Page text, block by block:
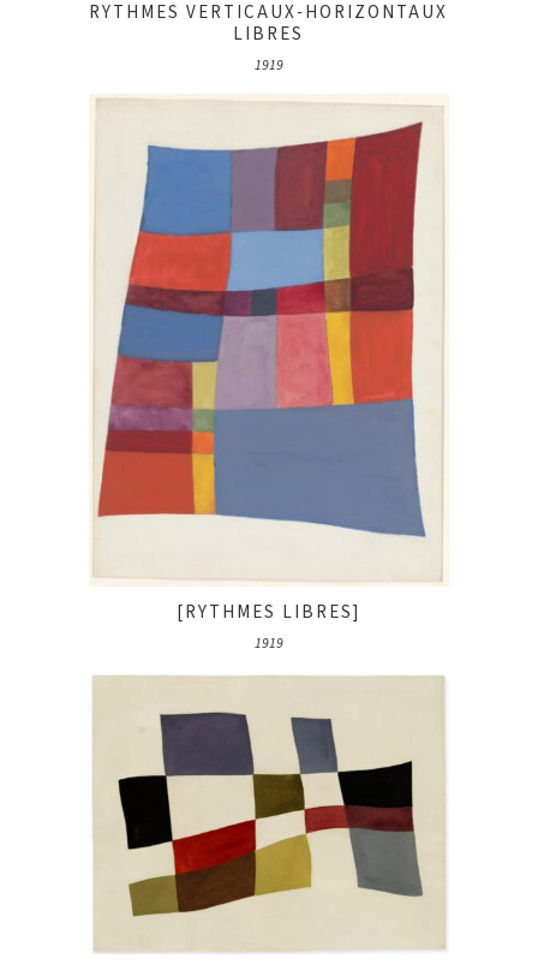
RYTHMES VERTICAUX-HORIZONTAUX
LIBRES
1919
[RYTHMES LIBRES]
1919